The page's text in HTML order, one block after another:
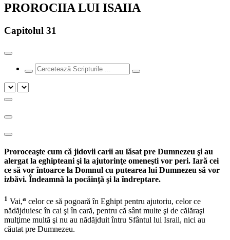
PROROCIIA LUI ISAIIA
Capitolul 31
Proroceaşte cum că jidovii carii au lăsat pre Dumnezeu şi au
alergat la eghipteani şi la ajutorinţe omeneşti vor peri. Iară cei
ce să vor întoarce la Domnul cu putearea lui Dumnezeu să vor
izbăvi. Îndeamnă la pocăinţă şi la îndreptare.
1 Vai,a celor ce să pogoară în Eghipt pentru ajutoriu, celor ce
nădăjduiesc în cai şi în cară, pentru că sânt multe şi de călăraşi
mulţime multă şi nu au nădăjduit întru Sfântul lui Israil, nici au
căutat pre Dumnezeu.